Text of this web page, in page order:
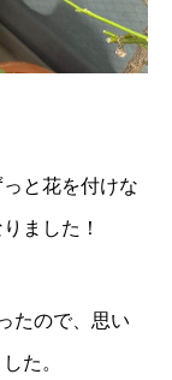
と花を付けな
ました！
たので、思い
た。